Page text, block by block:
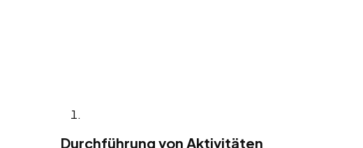
Durchführung von Aktivitäten